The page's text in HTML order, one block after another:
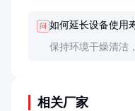
问 如何延长设备使用
保持环境干燥清洁
相关厂家